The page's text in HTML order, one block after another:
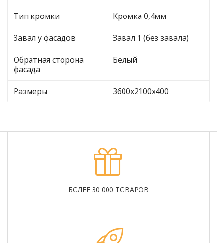
Тип кромки Кромка 0,4мм
Завал у фасадов Завал 1 (без завала)
Обратная сторона
фасада
Белый
Размеры 3600х2100х400
БОЛЕЕ 30 000 ТОВАРОВ